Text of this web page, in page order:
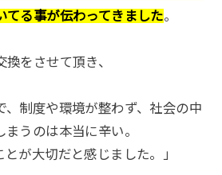
てる事が伝わってきました。
をさせて頂き、
、制度や環境が整わず、社会の中
うのは本当に辛い。
が大切だと感じました。」